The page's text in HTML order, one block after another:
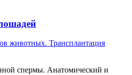
животных. Трансплантация
спермы. Анатомический и